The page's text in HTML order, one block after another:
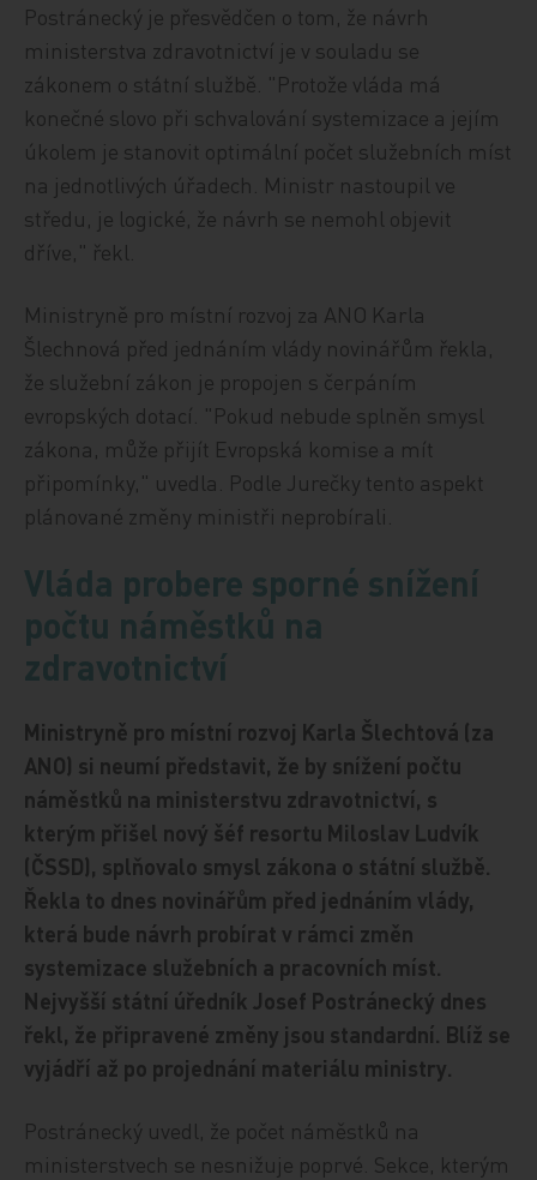
Postránecký je přesvědčen o tom, že návrh
ministerstva zdravotnictví je v souladu se
zákonem o státní službě. "Protože vláda má
konečné slovo při schvalování systemizace a jejím
úkolem je stanovit optimální počet služebních míst
na jednotlivých úřadech. Ministr nastoupil ve
středu, je logické, že návrh se nemohl objevit
dříve," řekl.
Ministryně pro místní rozvoj za ANO Karla
Šlechnová před jednáním vlády novinářům řekla,
že služební zákon je propojen s čerpáním
evropských dotací. "Pokud nebude splněn smysl
zákona, může přijít Evropská komise a mít
připomínky," uvedla. Podle Jurečky tento aspekt
plánované změny ministři neprobírali.
Vláda probere sporné snížení
počtu náměstků na
zdravotnictví
Ministryně pro místní rozvoj Karla Šlechtová (za
ANO) si neumí představit, že by snížení počtu
náměstků na ministerstvu zdravotnictví, s
kterým přišel nový šéf resortu Miloslav Ludvík
(ČSSD), splňovalo smysl zákona o státní službě.
Řekla to dnes novinářům před jednáním vlády,
která bude návrh probírat v rámci změn
systemizace služebních a pracovních míst.
Nejvyšší státní úředník Josef Postránecký dnes
řekl, že připravené změny jsou standardní. Blíž se
vyjádří až po projednání materiálu ministry.
Postránecký uvedl, že počet náměstků na
ministerstvech se nesnižuje poprvé. Sekce, kterým